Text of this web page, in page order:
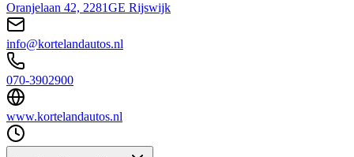
Oranjelaan 42, 2281GE Rijswijk
info@kortelandautos.nl
070-3902900
www.kortelandautos.nl